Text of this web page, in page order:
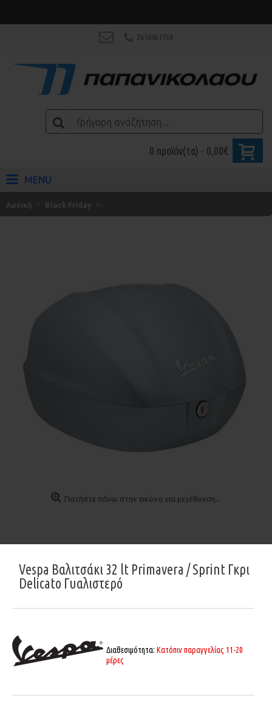
0 προϊόν(τα) - 0,00€
MENU
Αρχική Black Friday
Πατήστε πάνω στην εικόνα για μεγέθυνση...
Vespa Βαλιτσάκι 32 lt Primavera / Sprint Γκρι
Delicato Γυαλιστερό
Διαθεσιμότητα: Κατόπιν παραγγελίας 11-20
μέρες